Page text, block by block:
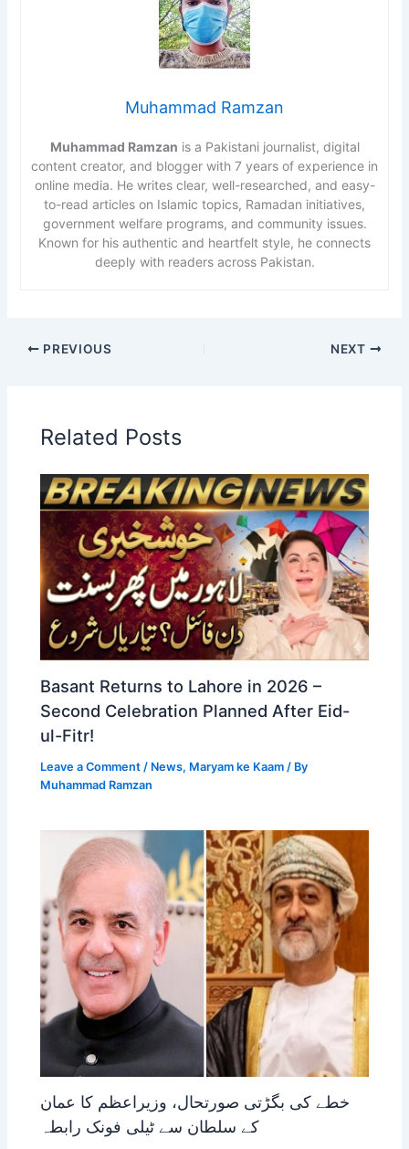
Muhammad Ramzan
Muhammad Ramzan is a Pakistani journalist, digital
content creator, and blogger with 7 years of experience in
online media. He writes clear, well-researched, and easy-
to-read articles on Islamic topics, Ramadan initiatives,
government welfare programs, and community issues.
Known for his authentic and heartfelt style, he connects
deeply with readers across Pakistan.
PREVIOUS NEXT
Related Posts
Basant Returns to Lahore in 2026 –
Second Celebration Planned After Eid-
ul-Fitr!
Leave a Comment / News, Maryam ke Kaam / By
Muhammad Ramzan
خطے کی بگڑتی صورتحال، وزیراعظم کا عمان
کے سلطان سے ٹیلی فونک رابطہ